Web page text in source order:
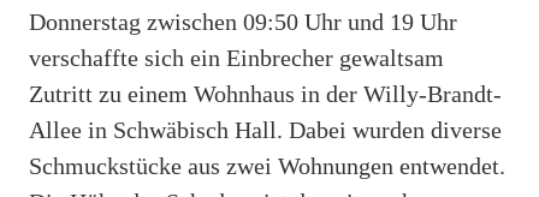
Donnerstag zwischen 09:50 Uhr und 19 Uhr
verschaffte sich ein Einbrecher gewaltsam
Zutritt zu einem Wohnhaus in der Willy-Brandt-
Allee in Schwäbisch Hall. Dabei wurden diverse
Schmuckstücke aus zwei Wohnungen entwendet.